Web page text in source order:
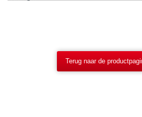
Terug naar de